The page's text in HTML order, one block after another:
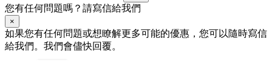
您有任何問題嗎？請寫信給我們
×
如果您有任何問題或想瞭解更多可能的優惠，您可以隨時寫信
給我們。我們會儘快回覆。